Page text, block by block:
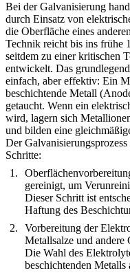
Bei der Galvanisierung
durch Einsatz von
die Oberfläche eines
Technik reicht bis ins frühe
seitdem zu einer kritischen
entwickelt. Das
einfach, aber effektiv: Ein
beschichtende Metall
getaucht. Wenn ein
wird, lagern sich
und bilden eine
Der
Schritte:
gereinigt, um
Dieser Schritt ist
Haftung des
Vorbereitung der
Metallsalze und
Die Wahl des
beschichtenden Metalls